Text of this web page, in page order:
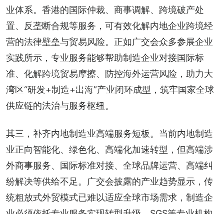
业体系。香港的国际仲裁、商事调解、跨境破产处
置、反垄断合规等服务，可有效化解内地企业跨境经
营的法律壁垒与贸易风险。正如广交会众多参展企业
实践所示，专业服务能够帮助制造企业对接国际标
准、化解跨境贸易摩擦、防控海外运营风险，助力大
湾区“研发+制造+出海”产业闭环成型，筑牢国家全球
供应链的法治与服务枢纽。
其三，补齐内地制造业高端服务短板。当前内地制造
业正向智能化、绿色化、高端化加速转型，但高端涉
外商事服务、国际标准对接、全球品牌运营、高端纠
纷解决等供给不足。广交会披露的产业趋势显示，传
统粗放式外贸模式已难以适应全球市场需求，制造企